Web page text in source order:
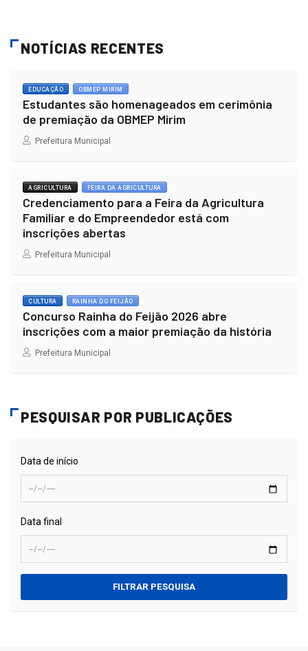
NOTÍCIAS RECENTES
EDUCAÇÃO OBMEP MIRIM
Estudantes são homenageados em cerimônia
de premiação da OBMEP Mirim
Prefeitura Municipal
AGRICULTURA FEIRA DA AGRICULTURA
Credenciamento para a Feira da Agricultura
Familiar e do Empreendedor está com
inscrições abertas
Prefeitura Municipal
CULTURA RAINHA DO FEIJÃO
Concurso Rainha do Feijão 2026 abre
inscrições com a maior premiação da história
Prefeitura Municipal
PESQUISAR POR PUBLICAÇÕES
Data de início
Data final
FILTRAR PESQUISA